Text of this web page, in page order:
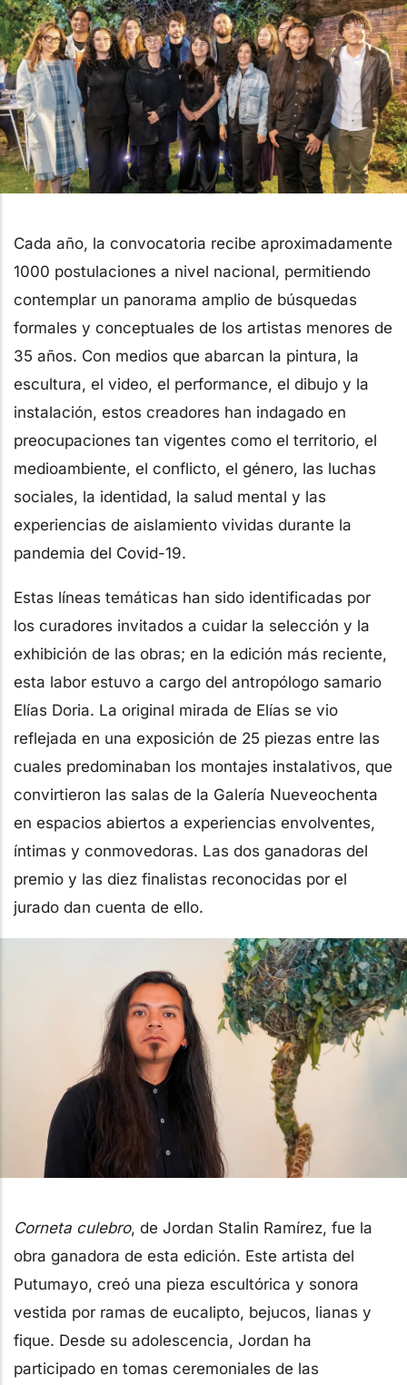
Cada año, la convocatoria recibe aproximadamente
1000 postulaciones a nivel nacional, permitiendo
contemplar un panorama amplio de búsquedas
formales y conceptuales de los artistas menores de
35 años. Con medios que abarcan la pintura, la
escultura, el video, el performance, el dibujo y la
instalación, estos creadores han indagado en
preocupaciones tan vigentes como el territorio, el
medioambiente, el conflicto, el género, las luchas
sociales, la identidad, la salud mental y las
experiencias de aislamiento vividas durante la
pandemia del Covid-19.
Estas líneas temáticas han sido identificadas por
los curadores invitados a cuidar la selección y la
exhibición de las obras; en la edición más reciente,
esta labor estuvo a cargo del antropólogo samario
Elías Doria. La original mirada de Elías se vio
reflejada en una exposición de 25 piezas entre las
cuales predominaban los montajes instalativos, que
convirtieron las salas de la Galería Nueveochenta
en espacios abiertos a experiencias envolventes,
íntimas y conmovedoras. Las dos ganadoras del
premio y las diez finalistas reconocidas por el
jurado dan cuenta de ello.
Corneta culebro, de Jordan Stalin Ramírez, fue la
obra ganadora de esta edición. Este artista del
Putumayo, creó una pieza escultórica y sonora
vestida por ramas de eucalipto, bejucos, lianas y
fique. Desde su adolescencia, Jordan ha
participado en tomas ceremoniales de las